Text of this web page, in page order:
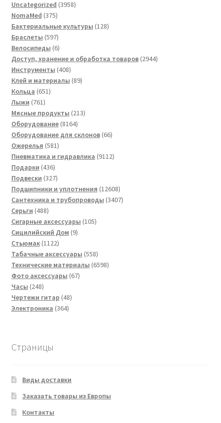
Uncategorized 39583958
NomaMed 375375
товаров
Бактериальные культуры 128128
Браслеты 597597
товаров
Велосипеды 66
товаров
Доступ, хранение и обработка товаров 29442944
Инструменты 408408
товаров
Клей и материалы 8989
Кольца 651651
Лыжи 761761
товар
Мясные продукты 213213
Оборудование 81648164
товара
Оборудование для склонов 6666
Ожерелья 581581
товар
Пневматика и гидравлика 91129112
Подарки 436436
товаров
Подвески 327327
товаров
Подшипники и уплотнения 1260812608
товаров
Сантехника и трубопроводы 34073407
Серьги 488488
товаров
Сигарные аксессуары 105105
Сицилийский Дом 99
Стьюмак 11221122
товара
Табачные аксессуары 558558
товаров
Технические материалы 65986598
Фото аксессуары 6767
Часы 248248
товаров
Чертежи гитар 4848
Электроника 364364
Страницы
Виды доставки
Заказать товары из Европы
Контакты